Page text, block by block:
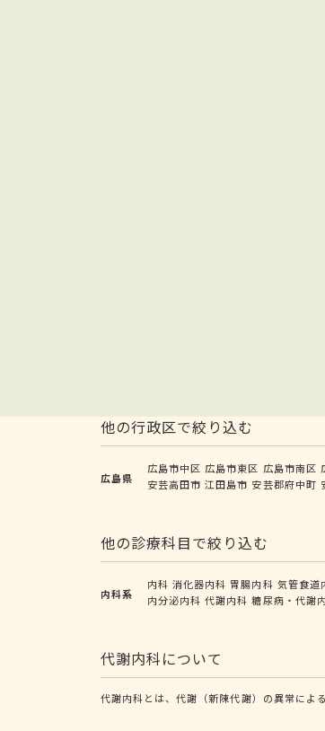
他の行政区で絞り込む
広島県
広島市中区 広島市東区 広島市南区
安芸高田市 江田島市 安芸郡府中町
他の診療科目で絞り込む
内科系
内科 消化器内科 胃腸内科 気管食道
内分泌内科 代謝内科 糖尿病・代謝
代謝内科について
代謝内科とは、代謝（新陳代謝）の異常によ